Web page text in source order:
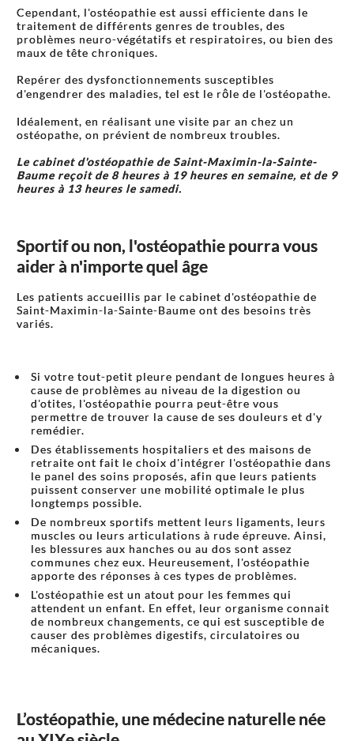
Cependant, l'ostéopathie est aussi efficiente dans le
traitement de différents genres de troubles, des
problèmes neuro-végétatifs et respiratoires, ou bien des
maux de tête chroniques.
Repérer des dysfonctionnements susceptibles
d'engendrer des maladies, tel est le rôle de l'ostéopathe.
Idéalement, en réalisant une visite par an chez un
ostéopathe, on prévient de nombreux troubles.
Le cabinet d'ostéopathie de Saint-Maximin-la-Sainte-
Baume reçoit de 8 heures à 19 heures en semaine, et de 9
heures à 13 heures le samedi.
Sportif ou non, l'ostéopathie pourra vous
aider à n'importe quel âge
Les patients accueillis par le cabinet d'ostéopathie de
Saint-Maximin-la-Sainte-Baume ont des besoins très
variés.
Si votre tout-petit pleure pendant de longues heures à
cause de problèmes au niveau de la digestion ou
d'otites, l'ostéopathie pourra peut-être vous
permettre de trouver la cause de ses douleurs et d'y
remédier.
Des établissements hospitaliers et des maisons de
retraite ont fait le choix d'intégrer l'ostéopathie dans
le panel des soins proposés, afin que leurs patients
puissent conserver une mobilité optimale le plus
longtemps possible.
De nombreux sportifs mettent leurs ligaments, leurs
muscles ou leurs articulations à rude épreuve. Ainsi,
les blessures aux hanches ou au dos sont assez
communes chez eux. Heureusement, l'ostéopathie
apporte des réponses à ces types de problèmes.
L'ostéopathie est un atout pour les femmes qui
attendent un enfant. En effet, leur organisme connait
de nombreux changements, ce qui est susceptible de
causer des problèmes digestifs, circulatoires ou
mécaniques.
L’ostéopathie, une médecine naturelle née